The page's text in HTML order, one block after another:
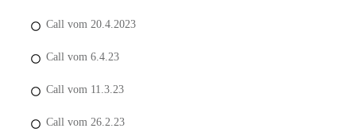
Call vom 20.4.2023
Call vom 6.4.23
Call vom 11.3.23
Call vom 26.2.23